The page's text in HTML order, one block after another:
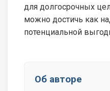
для долгосрочных
можно достичь как
потенциальной
Об авторе